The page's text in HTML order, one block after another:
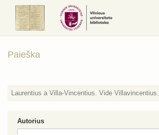
Paieška
Laurentius a Villa-Vincentius. Vide Villavincentius.
Autorius